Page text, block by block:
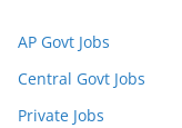
AP Govt Jobs
Central Govt Jobs
Private Jobs